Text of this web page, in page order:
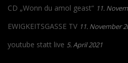
CD „Wonn du amol geast“ 11.
EWIGKEITSGASSE TV 11. November
youtube statt live 5. April 2021